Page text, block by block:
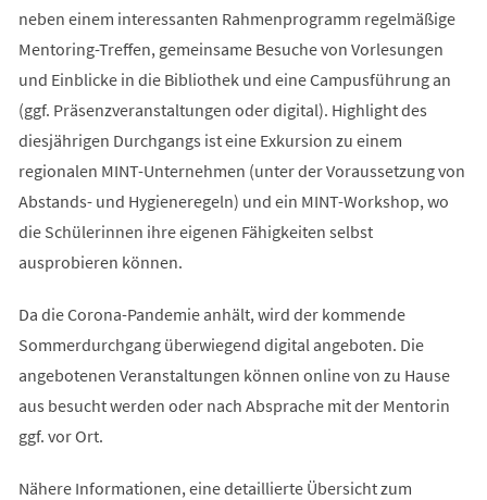
neben einem interessanten Rahmenprogramm regelmäßige
Mentoring-Treffen, gemeinsame Besuche von Vorlesungen
und Einblicke in die Bibliothek und eine Campusführung an
(ggf. Präsenzveranstaltungen oder digital). Highlight des
diesjährigen Durchgangs ist eine Exkursion zu einem
regionalen MINT-Unternehmen (unter der Voraussetzung von
Abstands- und Hygieneregeln) und ein MINT-Workshop, wo
die Schülerinnen ihre eigenen Fähigkeiten selbst
ausprobieren können.
Da die Corona-Pandemie anhält, wird der kommende
Sommerdurchgang überwiegend digital angeboten. Die
angebotenen Veranstaltungen können online von zu Hause
aus besucht werden oder nach Absprache mit der Mentorin
ggf. vor Ort.
Nähere Informationen, eine detaillierte Übersicht zum